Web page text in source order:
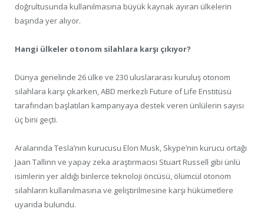
doğrultusunda kullanılmasına büyük kaynak ayıran ülkelerin
başında yer alıyor.
Hangi ülkeler otonom silahlara karşı çıkıyor?
Dünya genelinde 26 ülke ve 230 uluslararası kuruluş otonom
silahlara karşı çıkarken, ABD merkezli Future of Life Enstitüsü
tarafından başlatılan kampanyaya destek veren ünlülerin sayısı
üç bini geçti.
Aralarında Tesla’nın kurucusu Elon Musk, Skype’nin kurucu ortağı
Jaan Tallinn ve yapay zeka araştırmacısı Stuart Russell gibi ünlü
isimlerin yer aldığı binlerce teknoloji öncüsü, ölümcül otonom
silahların kullanılmasına ve geliştirilmesine karşı hükümetlere
uyarıda bulundu.